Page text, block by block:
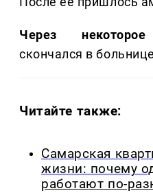
Через
скончался в
Читайте также:
Самарская
жизни: почему
работают по-